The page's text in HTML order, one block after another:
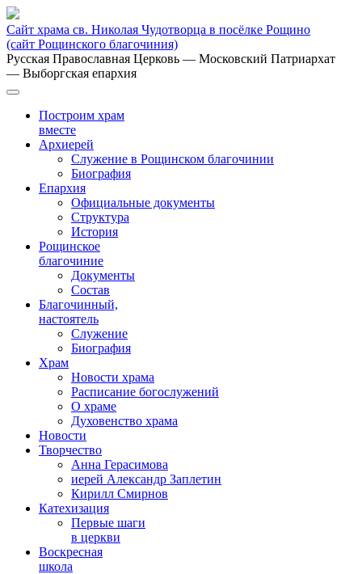
Сайт храма св. Николая Чудотворца в посёлке Рощино
(сайт Рощинского благочиния)
Русская Православная Церковь — Московский Патриархат
— Выборгская епархия
Построим храм
вместе
Архиерей
Служение в Рощинском благочинии
Биография
Епархия
Официальные документы
Структура
История
Рощинское
благочиние
Документы
Состав
Благочинный,
настоятель
Служение
Биография
Храм
Новости храма
Расписание богослужений
О храме
Духовенство храма
Новости
Творчество
Анна Герасимова
иерей Александр Заплетин
Кирилл Смирнов
Катехизация
Первые шаги
в церкви
Воскресная
школа